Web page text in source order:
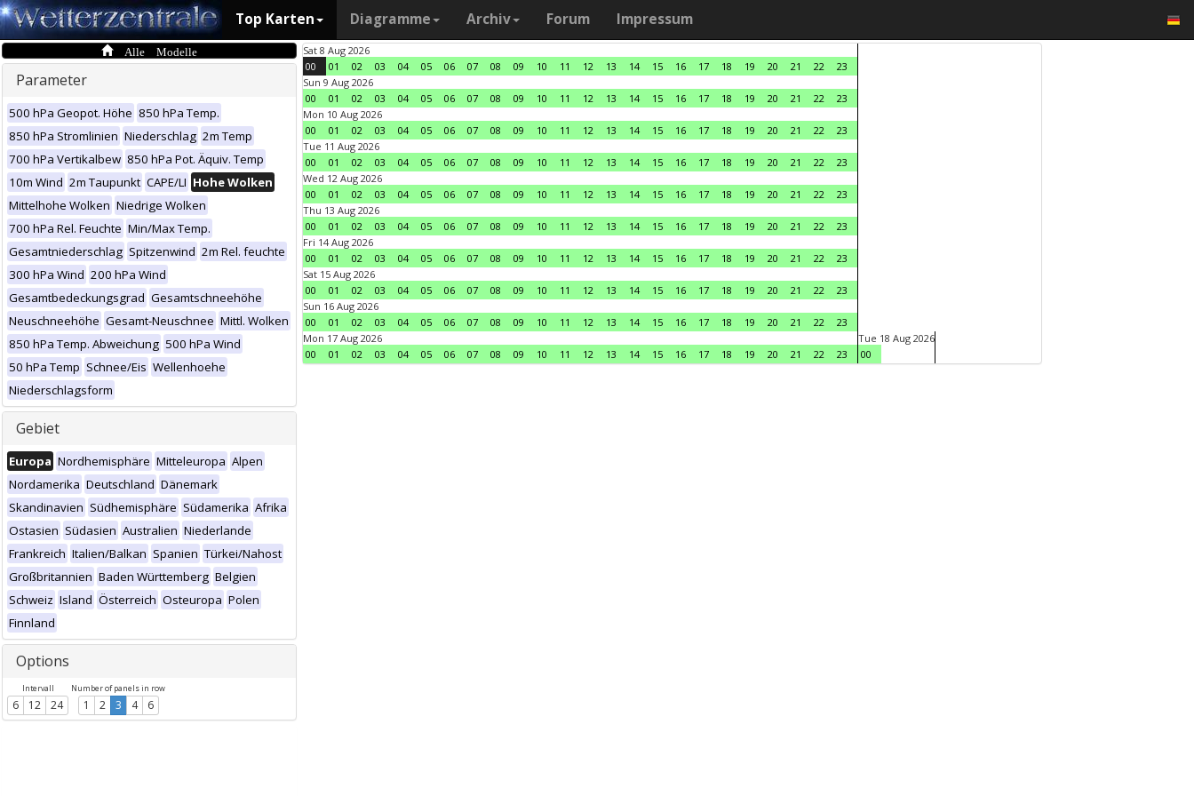
Top Karten Diagramme Archiv Forum Impressum
Alle Modelle
Parameter
500 hPa Geopot. Höhe 850 hPa Temp.
850 hPa Stromlinien Niederschlag 2m Temp
700 hPa Vertikalbew 850 hPa Pot. Äquiv. Temp
10m Wind 2m Taupunkt CAPE/LI Hohe Wolken
Mittelhohe Wolken Niedrige Wolken
700 hPa Rel. Feuchte Min/Max Temp.
Gesamtniederschlag Spitzenwind 2m Rel. feuchte
300 hPa Wind 200 hPa Wind
Gesamtbedeckungsgrad Gesamtschneehöhe
Neuschneehöhe Gesamt-Neuschnee Mittl. Wolken
850 hPa Temp. Abweichung 500 hPa Wind
50 hPa Temp Schnee/Eis Wellenhoehe
Niederschlagsform
Gebiet
Europa Nordhemisphäre Mitteleuropa Alpen
Nordamerika Deutschland Dänemark
Skandinavien Südhemisphäre Südamerika Afrika
Ostasien Südasien Australien Niederlande
Frankreich Italien/Balkan Spanien Türkei/Nahost
Großbritannien Baden Württemberg Belgien
Schweiz Island Österreich Osteuropa Polen
Finnland
Options
Intervall
6 12 24
Number of panels in row
1 2 3 4 6
Sat 8 Aug 2026
00
01 02 03 04 05 06 07 08 09 10 11 12 13 14 15 16 17 18 19 20 21 22
23
Sun 9 Aug 2026
00
01 02 03 04 05 06 07 08 09 10 11 12 13 14 15 16 17 18 19 20 21 22
23
Mon 10 Aug 2026
00
01 02 03 04 05 06 07 08 09 10 11 12 13 14 15 16 17 18 19 20 21 22
23
Tue 11 Aug 2026
00
01 02 03 04 05 06 07 08 09 10 11 12 13 14 15 16 17 18 19 20 21 22
23
Wed 12 Aug 2026
00
01 02 03 04 05 06 07 08 09 10 11 12 13 14 15 16 17 18 19 20 21 22
23
Thu 13 Aug 2026
00
01 02 03 04 05 06 07 08 09 10 11 12 13 14 15 16 17 18 19 20 21 22
23
Fri 14 Aug 2026
00
01 02 03 04 05 06 07 08 09 10 11 12 13 14 15 16 17 18 19 20 21 22
23
Sat 15 Aug 2026
00
01 02 03 04 05 06 07 08 09 10 11 12 13 14 15 16 17 18 19 20 21 22
23
Sun 16 Aug 2026
00
01 02 03 04 05 06 07 08 09 10 11 12 13 14 15 16 17 18 19 20 21 22
23
Mon 17 Aug 2026
00
01 02 03 04 05 06 07 08 09 10 11 12 13 14 15 16 17 18 19 20 21 22 23
Tue 18 Aug 2026
00